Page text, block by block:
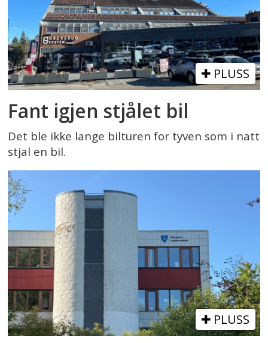
PLUSS
Fant igjen stjålet bil
Det ble ikke lange bilturen for tyven som i natt
stjal en bil.
PLUSS